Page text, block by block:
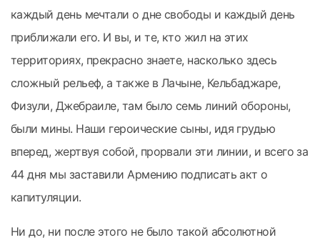
каждый день мечтали о дне свободы и каждый день
приближали его. И вы, и те, кто жил на этих
территориях, прекрасно знаете, насколько здесь
сложный рельеф, а также в Лачыне, Кельбаджаре,
Физули, Джебраиле, там было семь линий обороны,
были мины. Наши героические сыны, идя грудью
вперед, жертвуя собой, прорвали эти линии, и всего за
44 дня мы заставили Армению подписать акт о
капитуляции.
Ни до, ни после этого не было такой абсолютной